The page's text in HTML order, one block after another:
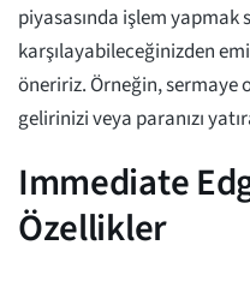
piyasasında işlem yapmak
karşılayabileceğinizden
öneririz. Örneğin, sermaye
gelirinizi veya paranızı
Immediate
Özellikler